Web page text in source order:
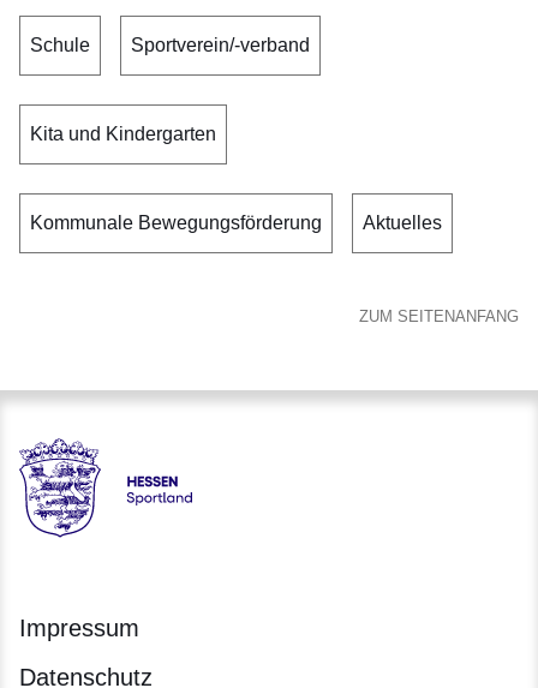
Schule Sportverein/-verband
Kita und Kindergarten
Kommunale Bewegungsförderung Aktuelles
ZUM SEITENANFANG
Hessen - Landesprogramm SPORTLAND HESSEN bewegt
Impressum
Datenschutz